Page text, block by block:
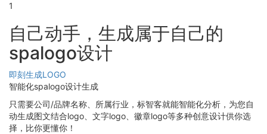
1
自己动手，生成属于自己的
spalogo设计
即刻生成LOGO
智能化spalogo设计生成
只需要公司/品牌名称、所属行业，标智客就能智能化分析，为您自
动生成图文结合logo、文字logo、徽章logo等多种创意设计供你选
择，比你更懂你！